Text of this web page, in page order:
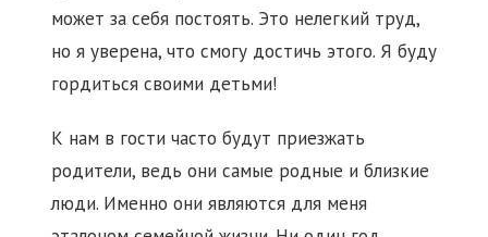
может за себя постоять. Это нелегкий труд,
но я уверена, что смогу достичь этого. Я буду
гордиться своими детьми!
К нам в гости часто будут приезжать
родители, ведь они самые родные и близкие
люди. Именно они являются для меня